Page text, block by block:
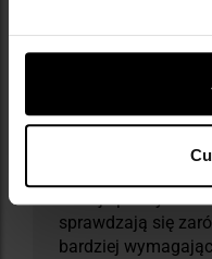
Militaria.pl jest
Leatherman to
wieloletnim
oferuje praktyczne
sprawdzają się
bardziej